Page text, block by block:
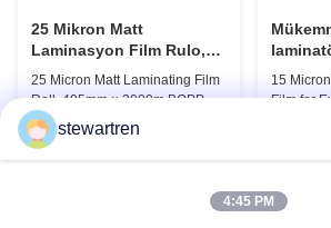
25 Mikron Matt
Laminasyon Film Rulo,
495mm * 3000m BOPP
Laminasyon Filmleri
25 Micron Matt Laminating Film
Roll, 495mm × 3000m BOPP
Lamination Films Matt 25micron
BOPP Thermal Lamination Film,
Roll Measured 495mm × 3000m
filmi
15
Film for
stewartren
4:45 PM